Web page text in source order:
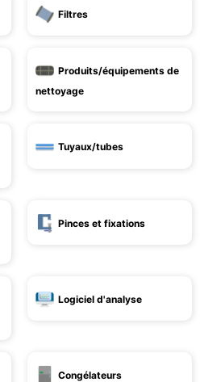
Filtres
Produits/équipements de
nettoyage
Tuyaux/tubes
Pinces et fixations
Logiciel d'analyse
Congélateurs